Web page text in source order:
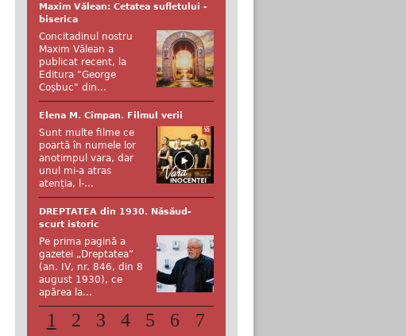
Maxim Vălean: Cetatea sufletului -
biserica
Concitadinul nostru
Maxim Vălean a
publicat recent, la
Editura "George
Coşbuc" din...
Elena M. Cîmpan. Filmul verii
Sunt multe filme ce
poartă în numele lor
anotimpul vara, dar
unul mi-a atras
atenția, l-...
DREPTATEA din 1930. Năsăud-
scurt istoric
Pe prima pagină a
gazetei „Dreptatea”
(an. IV, nr. 846, din 8
august 1930), ce
apărea la...
1 2 3 4 5 6
7